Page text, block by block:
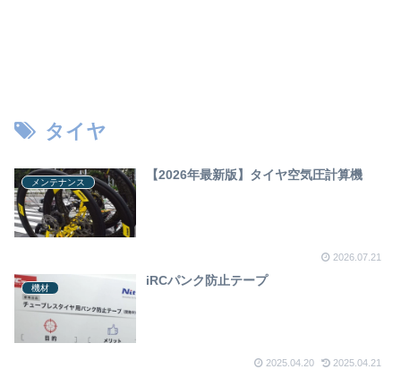
タイヤ
メンテナンス
【2026年最新版】タイヤ空気圧計算機
2026.07.21
機材
iRCパンク防止テープ
2025.04.20 2025.04.21